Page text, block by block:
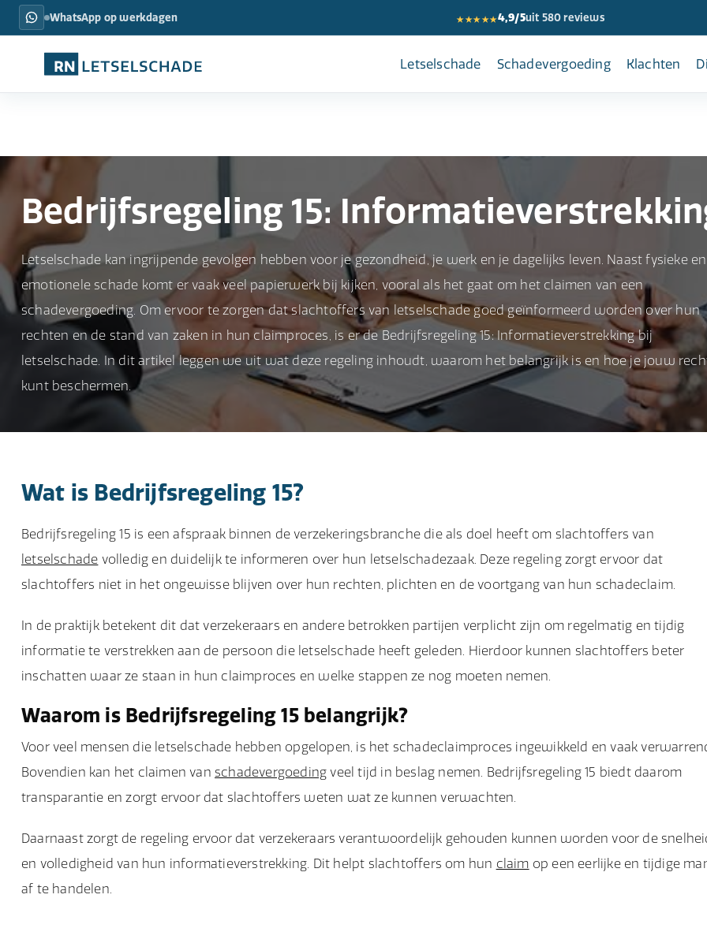
WhatsApp op werkdagen ★★★★★4,9/5uit 580 reviews
Letselschade Schadevergoeding Klachten
Bedrijfsregeling 15:
Letselschade kan ingrijpende gevolgen hebben voor je gezondheid, je werk en je dagelijks leven. Naast fysieke en
emotionele schade komt er vaak veel papierwerk bij kijken, vooral als het gaat om het claimen van een
schadevergoeding. Om ervoor te zorgen dat slachtoffers van letselschade goed geïnformeerd worden over hun
rechten en de stand van zaken in hun claimproces, is er de Bedrijfsregeling 15: Informatieverstrekking bij
letselschade. In dit artikel leggen we uit wat deze regeling inhoudt, waarom het belangrijk is en hoe je jouw
kunt beschermen.
Wat is Bedrijfsregeling 15?
Bedrijfsregeling 15 is een afspraak binnen de verzekeringsbranche die als doel heeft om slachtoffers van
letselschade volledig en duidelijk te informeren over hun letselschadezaak. Deze regeling zorgt ervoor dat
slachtoffers niet in het ongewisse blijven over hun rechten, plichten en de voortgang van hun schadeclaim.
In de praktijk betekent dit dat verzekeraars en andere betrokken partijen verplicht zijn om regelmatig en tijdig
informatie te verstrekken aan de persoon die letselschade heeft geleden. Hierdoor kunnen slachtoffers beter
inschatten waar ze staan in hun claimproces en welke stappen ze nog moeten nemen.
Waarom is Bedrijfsregeling 15 belangrijk?
Voor veel mensen die letselschade hebben opgelopen, is het schadeclaimproces ingewikkeld en vaak
Bovendien kan het claimen van schadevergoeding veel tijd in beslag nemen. Bedrijfsregeling 15 biedt daarom
transparantie en zorgt ervoor dat slachtoffers weten wat ze kunnen verwachten.
Daarnaast zorgt de regeling ervoor dat verzekeraars verantwoordelijk gehouden kunnen worden voor de
en volledigheid van hun informatieverstrekking. Dit helpt slachtoffers om hun claim op een eerlijke en tijdige
af te handelen.